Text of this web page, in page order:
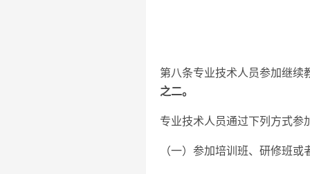
第八条专业技术人员参加继续
之二。
专业技术人员通过下列方式参
（一）参加培训班、研修班或